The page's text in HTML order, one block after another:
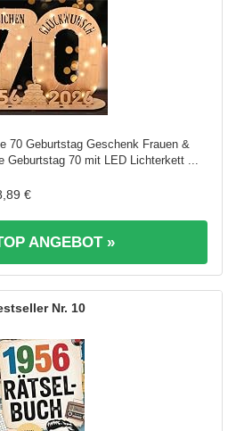
70 Geburtstag Geschenk Frauen &
Geburtstag 70 mit LED Lichterkett ...
€
ANGEBOT »
10